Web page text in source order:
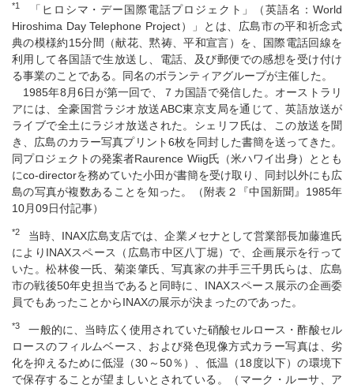
*1
「ヒロシマ・デー国際電話プロジェクト」（英語名：World
Hiroshima Day Telephone Project）」とは、広島市の平和祈念式
典の模様約15分間（献花、黙祷、平和宣言）を、国際電話回線を
利用して各国語で生放送し、電話、及び郵便での感想を受け付け
る事業のことである。同名のボランティアグループが主催した。
1985年8月6日が第一回で、７カ国語で発信した。オーストラリ
アには、全豪国営ラジオ放送ABC東京支局を通じて、英語放送が
ライブで全土にラジオ放送された。シェリフ氏は、この放送を聞
き、広島のカラー写真プリント6枚を同封した書簡を送ってきた。
同プロジェクトの発案者Raurence Wiig氏（米ハワイ出身）ととも
にco-directorを務めていた小田が書簡を受け取り、同封以外にも広
島の写真が複数あることを知った。（附表２『中国新聞』1985年
10月09日付記事）
*2 当時、INAX広島支店では、企業メセナとして営業部長加藤進氏
によりINAXスペース（広島市中区八丁堀）で、企画展示を行って
いた。松林俊一氏、菊楽肇氏、写真家の井手三千男氏らは、広島
市の戦後50年史担当であると同時に、INAXスペース展示の企画委
員でもあったことからINAXの展示が決まったのであった。
*3 一般的に、当時広く使用されていた硝酸セルロース・酢酸セル
ロースのフィルムベース、および発色現像方式カラー写真は、劣
化を抑えるために低湿（30～50％）、低温（18度以下）の環境下
で保存することが望ましいとされている。（マーク・ルーサ、ア